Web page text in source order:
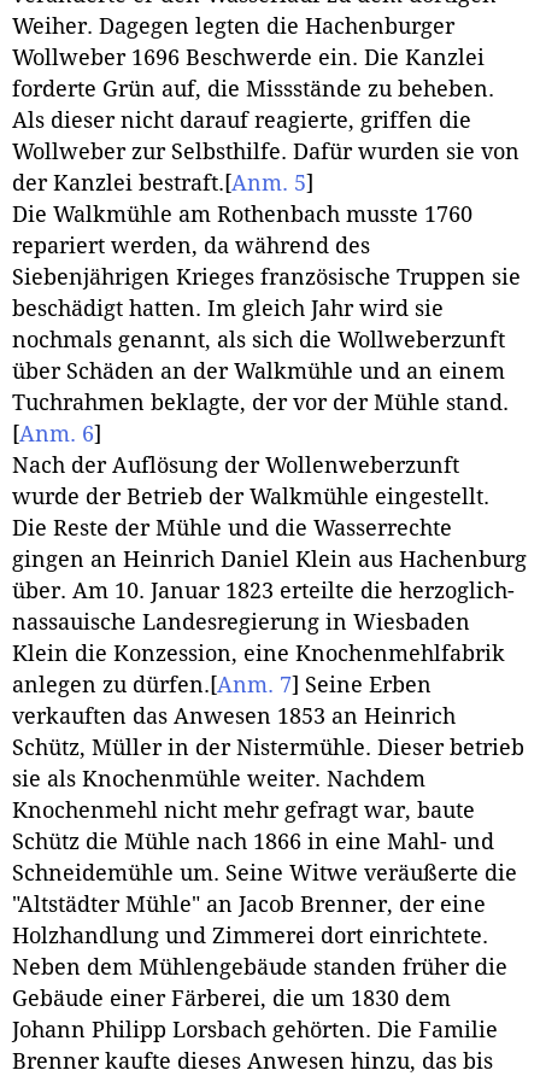
Weiher. Dagegen legten die Hachenburger
Wollweber 1696 Beschwerde ein. Die Kanzlei
forderte Grün auf, die Missstände zu beheben.
Als dieser nicht darauf reagierte, griffen die
Wollweber zur Selbsthilfe. Dafür wurden sie von
der Kanzlei bestraft. [Anm. 5]
Die Walkmühle am Rothenbach musste 1760
repariert werden, da während des
Siebenjährigen Krieges französische Truppen sie
beschädigt hatten. Im gleich Jahr wird sie
nochmals genannt, als sich die Wollweberzunft
über Schäden an der Walkmühle und an einem
Tuchrahmen beklagte, der vor der Mühle stand.
[Anm. 6]
Nach der Auflösung der Wollenweberzunft
wurde der Betrieb der Walkmühle eingestellt.
Die Reste der Mühle und die Wasserrechte
gingen an Heinrich Daniel Klein aus Hachenburg
über. Am 10. Januar 1823 erteilte die herzoglich-
nassauische Landesregierung in Wiesbaden
Klein die Konzession, eine Knochenmehlfabrik
anlegen zu dürfen. [Anm. 7] Seine Erben
verkauften das Anwesen 1853 an Heinrich
Schütz, Müller in der Nistermühle. Dieser betrieb
sie als Knochenmühle weiter. Nachdem
Knochenmehl nicht mehr gefragt war, baute
Schütz die Mühle nach 1866 in eine Mahl- und
Schneidemühle um. Seine Witwe veräußerte die
"Altstädter Mühle" an Jacob Brenner, der eine
Holzhandlung und Zimmerei dort einrichtete.
Neben dem Mühlengebäude standen früher die
Gebäude einer Färberei, die um 1830 dem
Johann Philipp Lorsbach gehörten. Die Familie
Brenner kaufte dieses Anwesen hinzu, das bis